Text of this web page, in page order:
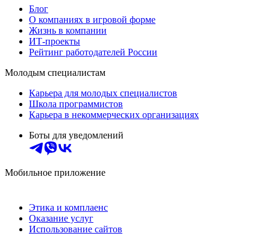
Блог
О компаниях в игровой форме
Жизнь в компании
ИТ-проекты
Рейтинг работодателей России
Молодым специалистам
Карьера для молодых специалистов
Школа программистов
Карьера в некоммерческих организациях
Боты для уведомлений
Мобильное приложение
Этика и комплаенс
Оказание услуг
Использование сайтов